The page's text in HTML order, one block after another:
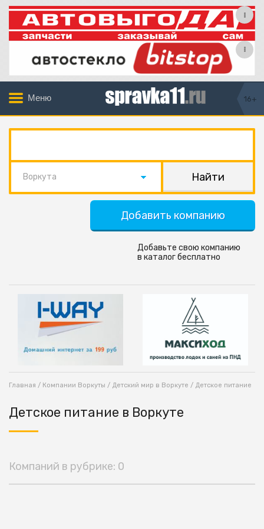
Меню 16+
Воркута
Добавить компанию
Добавьте свою компанию
в каталог бесплатно
Главная / Компании Воркуты / Детский мир в Воркуте / Детское питание
Детское питание в Воркуте
Компаний в рубрике: 0